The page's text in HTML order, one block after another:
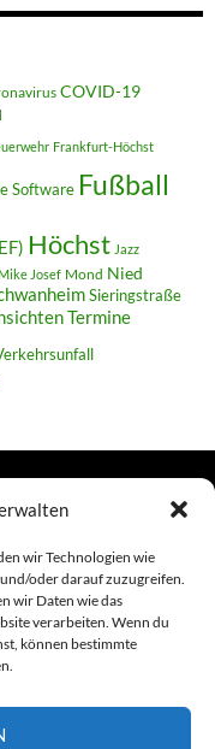
wir Technologien wie
oder darauf zuzugreifen.
wir Daten wie das
verarbeiten. Wenn du
können bestimmte
COVID-19
Frankfurt-Höchst
Software Fußball
Höchst Jazz
Mike Josef Mond Nied
Sieringstraße
Termine